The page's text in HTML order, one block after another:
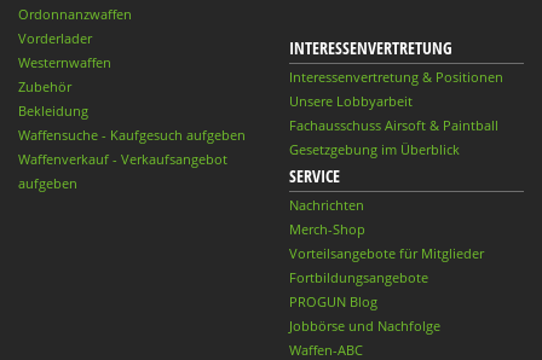
Ordonnanzwaffen
Vorderlader
Westernwaffen
Zubehör
Bekleidung
Waffensuche - Kaufgesuch aufgeben
Waffenverkauf - Verkaufsangebot
aufgeben
INTERESSENVERTRETUNG
Interessenvertretung & Positionen
Unsere Lobbyarbeit
Fachausschuss Airsoft & Paintball
Gesetzgebung im Überblick
SERVICE
Nachrichten
Merch-Shop
Vorteilsangebote für Mitglieder
Fortbildungsangebote
PROGUN Blog
Jobbörse und Nachfolge
Waffen-ABC